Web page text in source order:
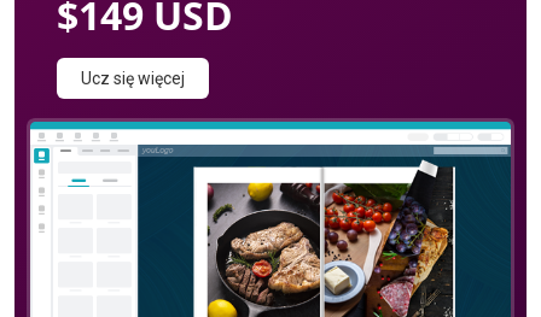
$149 USD
Ucz się więcej